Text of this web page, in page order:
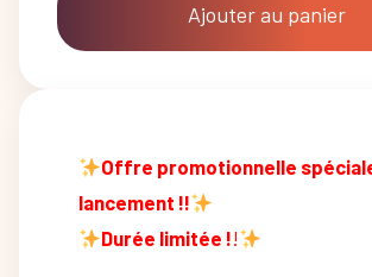
est
book
soin
énergétique)
Ajouter au panier
Offre promotionnelle
lancement !!
Durée limitée !!